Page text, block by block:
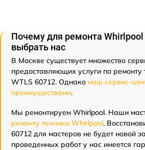
Почему для ремонта Whirlpool
выбрать нас
В Москве существует множество
предоставляющих услуги по ремонту
WTLS 60712. Однако наш сервис-
преимуществами.
Мы ремонтируем Whirlpool. Наши
ремонту техники Whirlpool.
60712 для мастеров не будет новой
проведенных работ у нас имеется